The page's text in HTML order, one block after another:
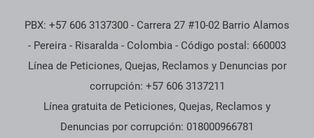
PBX: +57 606 3137300 - Carrera 27 #10-02 Barrio Alamos
- Pereira - Risaralda - Colombia - Código postal: 660003
Línea de Peticiones, Quejas, Reclamos y Denuncias por
corrupción: +57 606 3137211
Línea gratuita de Peticiones, Quejas, Reclamos y
Denuncias por corrupción: 018000966781